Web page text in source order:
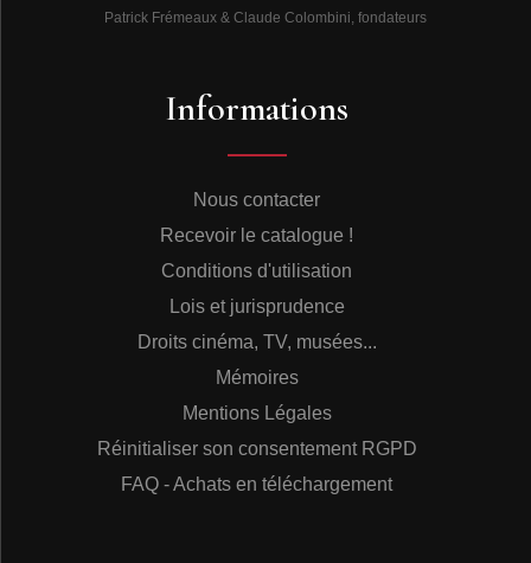
Patrick Frémeaux & Claude Colombini, fondateurs
Informations
Nous contacter
Recevoir le catalogue !
Conditions d'utilisation
Lois et jurisprudence
Droits cinéma, TV, musées...
Mémoires
Mentions Légales
Réinitialiser son consentement RGPD
FAQ - Achats en téléchargement